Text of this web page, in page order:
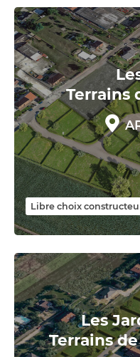
Terrains
Libre choix
Les
Terrains de